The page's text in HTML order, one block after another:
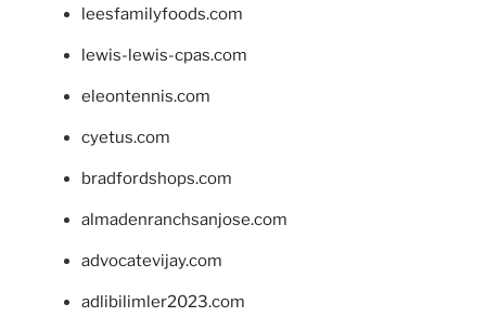
leesfamilyfoods.com
lewis-lewis-cpas.com
eleontennis.com
cyetus.com
bradfordshops.com
almadenranchsanjose.com
advocatevijay.com
adlibilimler2023.com